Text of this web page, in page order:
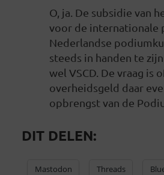
O, ja. De subsidie van
voor de internationale
Nederlandse
steeds in handen te zijn
wel VSCD. De vraag is
overheidsgeld daar
opbrengst van de
DIT DELEN:
Mastodon Threads